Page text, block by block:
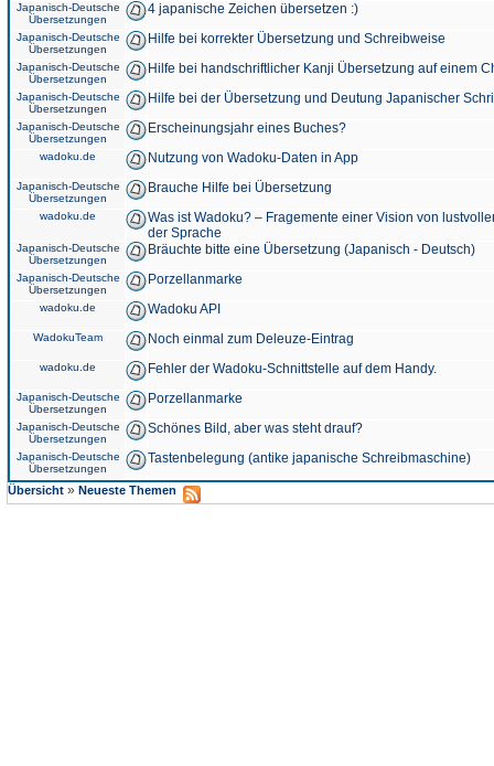
Japanisch-Deutsche
Übersetzungen
4 japanische Zeichen übersetzen :)
Japanisch-Deutsche
Übersetzungen
Hilfe bei korrekter Übersetzung und Schreibweise
Japanisch-Deutsche
Übersetzungen
Hilfe bei handschriftlicher Kanji Übersetzung auf einem
Japanisch-Deutsche
Übersetzungen
Hilfe bei der Übersetzung und Deutung Japanischer
Japanisch-Deutsche
Übersetzungen
Erscheinungsjahr eines Buches?
wadoku.de Nutzung von Wadoku-Daten in App
Japanisch-Deutsche
Übersetzungen
Brauche Hilfe bei Übersetzung
wadoku.de
Was ist Wadoku? – Fragemente einer Vision von
der Sprache
Japanisch-Deutsche
Übersetzungen
Bräuchte bitte eine Übersetzung (Japanisch - Deutsch)
Japanisch-Deutsche
Übersetzungen
Porzellanmarke
wadoku.de Wadoku API
WadokuTeam Noch einmal zum Deleuze-Eintrag
wadoku.de Fehler der Wadoku-Schnittstelle auf dem Handy.
Japanisch-Deutsche
Übersetzungen
Porzellanmarke
Japanisch-Deutsche
Übersetzungen
Schönes Bild, aber was steht drauf?
Japanisch-Deutsche
Übersetzungen
Tastenbelegung (antike japanische Schreibmaschine)
Übersicht » Neueste Themen